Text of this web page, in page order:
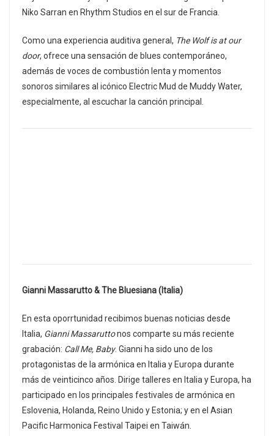
Niko Sarran en Rhythm Studios en el sur de Francia.
Como una experiencia auditiva general, The Wolf is at our
door, ofrece una sensación de blues contemporáneo,
además de voces de combustión lenta y momentos
sonoros similares al icónico Electric Mud de Muddy Water,
especialmente, al escuchar la canción principal.
Gianni Massarutto & The Bluesiana (Italia)
En esta oporrtunidad recibimos buenas noticias desde
Italia, Gianni Massaruttonos comparte su más reciente
grabación: Call Me, Baby. Gianni ha sido uno de los
protagonistas de la armónica en Italia y Europa durante
más de veinticinco años. Dirige talleres en Italia y Europa, ha
participado en los principales festivales de armónica en
Eslovenia, Holanda, Reino Unido y Estonia; y en el Asian
Pacific Harmonica Festival Taipei en Taiwán.